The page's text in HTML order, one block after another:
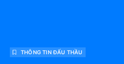
THÔNG TIN ĐẤU THẦU